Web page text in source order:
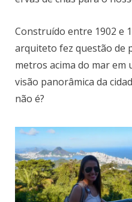
Construído entre 1902 e
arquiteto fez questão de
metros acima do mar em
visão panorâmica da
não é?